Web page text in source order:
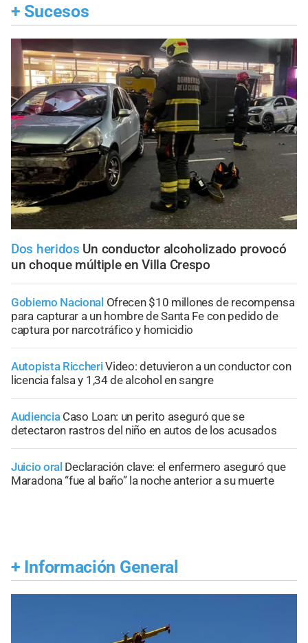
+ Sucesos
Dos heridos Un conductor alcoholizado provocó
un choque múltiple en Villa Crespo
Gobierno Nacional Ofrecen $10 millones de recompensa
para capturar a un hombre de Santa Fe con pedido de
captura por narcotráfico y homicidio
Autopista RiccheriVideo: detuvieron a un conductor con
licencia falsa y 1,34 de alcohol en sangre
Audiencia Caso Loan: un perito aseguró que se
detectaron rastros del niño en autos de los acusados
Juicio oral Declaración clave: el enfermero aseguró que
Maradona “fue al baño” la noche anterior a su muerte
+ Información General